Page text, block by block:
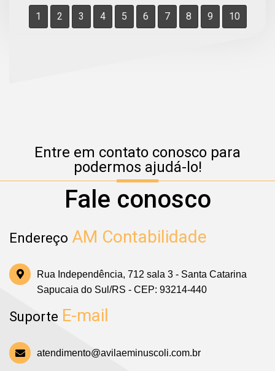
1 2 3 4 5 6 7 8 9 10
Entre em contato conosco para
podermos ajudá-lo!
Fale conosco
Endereço AM Contabilidade
Rua Independência, 712 sala 3 - Santa Catarina
Sapucaia do Sul/RS - CEP: 93214-440
Suporte E-mail
atendimento@avilaeminuscoli.com.br